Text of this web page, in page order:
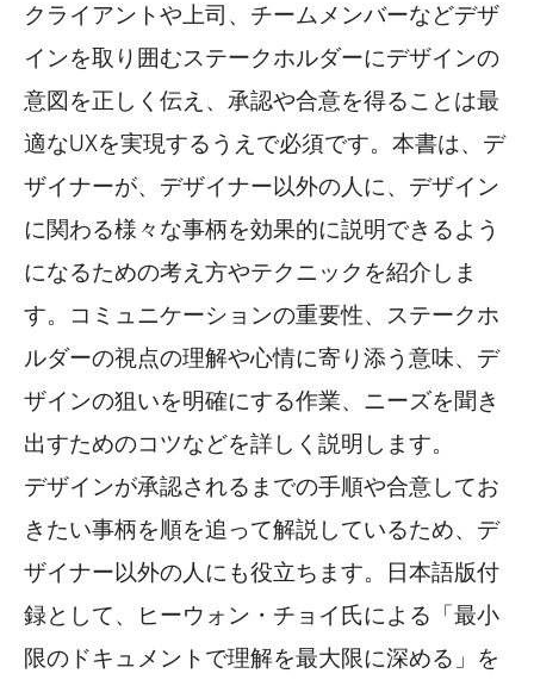
クライアントや上司、チームメンバーなどデザ
インを取り囲むステークホルダーにデザインの
意図を正しく伝え、承認や合意を得ることは最
適なUXを実現するうえで必須です。本書は、デ
ザイナーが、デザイナー以外の人に、デザイン
に関わる様々な事柄を効果的に説明できるよう
になるための考え方やテクニックを紹介しま
す。コミュニケーションの重要性、ステークホ
ルダーの視点の理解や心情に寄り添う意味、デ
ザインの狙いを明確にする作業、ニーズを聞き
出すためのコツなどを詳しく説明します。
デザインが承認されるまでの手順や合意してお
きたい事柄を順を追って解説しているため、デ
ザイナー以外の人にも役立ちます。日本語版付
録として、ヒーウォン・チョイ氏による「最小
限のドキュメントで理解を最大限に深める」を